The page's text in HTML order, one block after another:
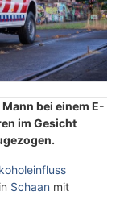
bei einem E-
im Gesicht
Schaan mit